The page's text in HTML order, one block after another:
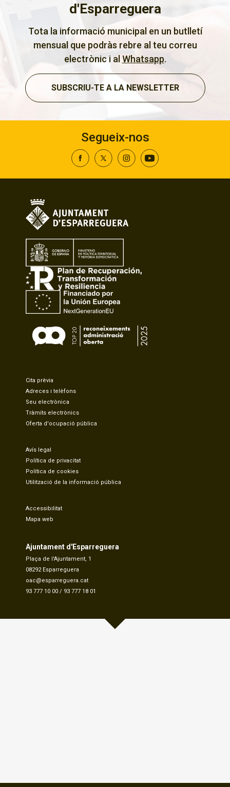
d'Esparreguera
Tota la informació municipal en un butlletí
mensual que podràs rebre al teu correu
electrònic i al Whatsapp.
SUBSCRIU-TE A LA NEWSLETTER
Segueix-nos
Cita prèvia
Adreces i telèfons
Seu electrònica
Tràmits electrònics
Oferta d'ocupació pública
Avís legal
Política de privacitat
Política de cookies
Utilització de la informació pública
Accessibilitat
Mapa web
Ajuntament d'Esparreguera
Plaça de l'Ajuntament, 1
08292 Esparreguera
oac@esparreguera.cat
93 777 10 00 / 93 777 18 01